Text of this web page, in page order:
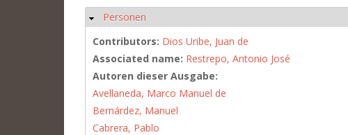
Hide
Personen
Contributors: Dios Uribe, Juan de
Associated name: Restrepo, Antonio José
Autoren dieser Ausgabe:
Avellaneda, Marco Manuel de
Bernárdez, Manuel
Cabrera, Pablo